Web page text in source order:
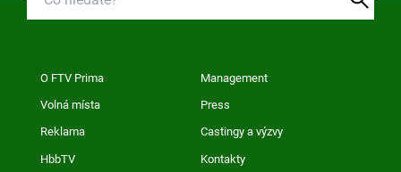
O FTV Prima Management
Volná místa Press
Reklama Castingy a výzvy
HbbTV Kontakty